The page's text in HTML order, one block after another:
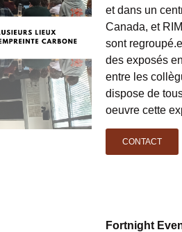
et dans un
Canada, et
sont
des exposés
entre les
dispose de
oeuvre cette
CONTACT
Fortnight